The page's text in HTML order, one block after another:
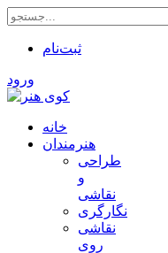
ثبت‌نام
ورود
خانه
هنرمندان
طراحی
و
نقاشی
نگارگری
نقاشی
روی